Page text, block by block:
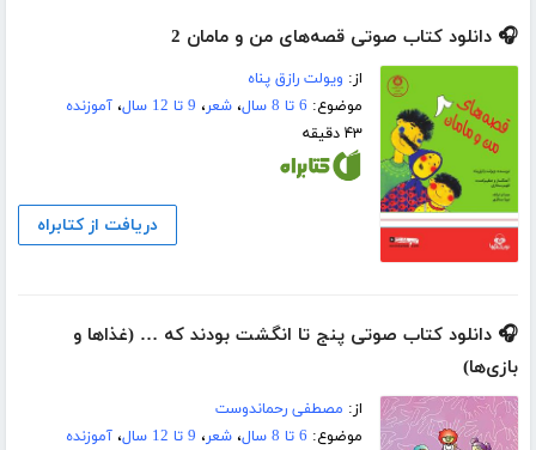
🎧 دانلود کتاب صوتی قصه‌های من و مامان 2
از: ویولت رازق پناه
موضوع: 6 تا 8 سال ،شعر، 9 تا 12 سال ،آموزنده
۴۳ دقیقه
دریافت از کتابراه
🎧 دانلود کتاب صوتی پنج تا انگشت بودند که … (غذاها و
بازی‌ها)
از: مصطفی رحماندوست
موضوع: 6 تا 8 سال ،شعر، 9 تا 12 سال ،آموزنده